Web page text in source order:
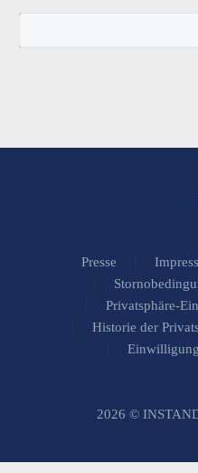
Presse
Privatsphäre-
Historie der
2026 ©